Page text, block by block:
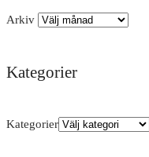
Arkiv
Kategorier
Kategorier